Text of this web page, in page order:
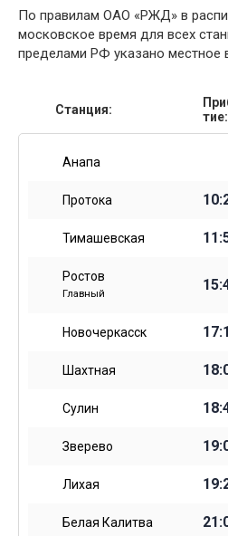
По правилам ОАО «РЖД» в
московское время для всех
пределами РФ указано местное
Станция:
тие:
Анапа
Протока
Тимашевская
Ростов
Главный
Новочеркасск
Шахтная
Сулин
Зверево
Лихая
Белая Калитва